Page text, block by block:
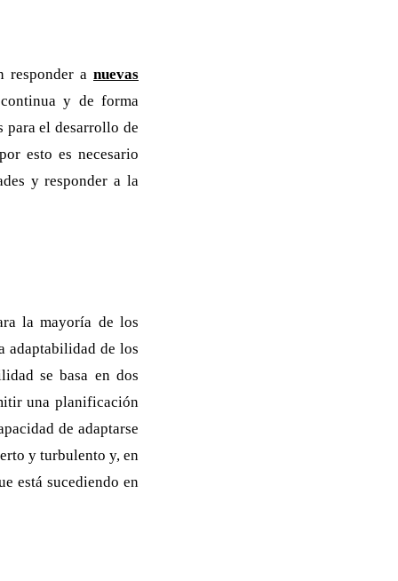
responder a nuevas
y de forma
para el desarrollo de
esto es necesario
y responder a la
la mayoría de los
adaptabilidad de los
se basa en dos
una planificación
de adaptarse
y turbulento y, en
está sucediendo en